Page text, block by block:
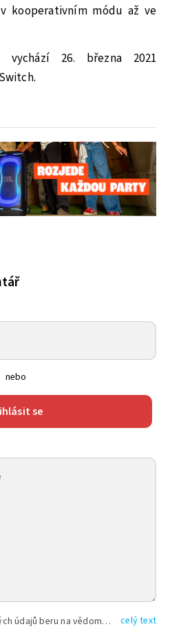
kooperativním módu až ve
vychází 26. března 2021
nebo
se
Vyplněním shora uvedených údajů beru na vědomí, že společnost TEXT FACTORY s.r.o., sídlem Brno, Durďákova 336/29, Černá Pole, PSČ: 613 00, IČ: 06157831, zapsané u Krajského soudu v Brně, oddíl C, vložka 100399, bude zpracovávat mé osobní údaje uvedené v rámci mnou vyplněného registračního formuláře na základě oprávněných zájmů TEXT FACTORY s.r.o. dle čl. 6 odst. 1 písm. f) GDPR a pro splnění právních povinností (čl. 6 odst. 1 písm. c) GDPR), a to pro tyto účely: nezbytnost zajistit oprávnění návštěvníka webových stránek provozovaných společností TEXT FACTORY s.r.o. přispívat aktivně ke zveřejněným článkům nebo v rámci diskusních fór a výkon práv TEXT FACTORY s.r.o. jako administrátora těchto diskusních fór. Více informací o zpracování osobních údajů a právech lze nalézt v celý text